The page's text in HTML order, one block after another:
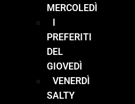
MERCOLEDÌ
I
PREFERITI
DEL
GIOVEDÌ
VENERDÌ
SALTY